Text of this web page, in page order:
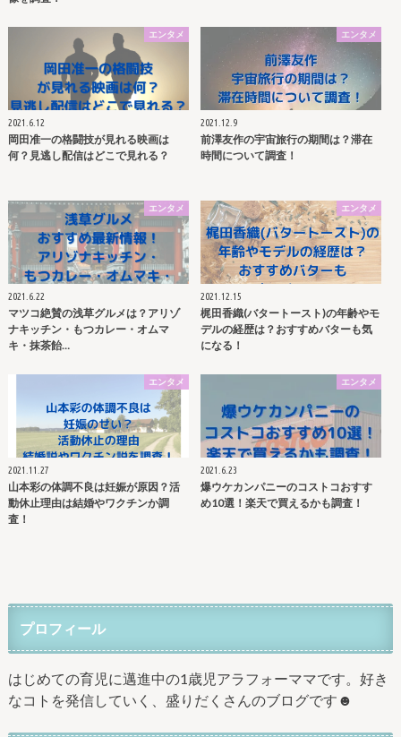
エンタメ
2021.6.12
岡田准一の格闘技が見れる映画は
何？見逃し配信はどこで見れる？
エンタメ
2021.12.9
前澤友作の宇宙旅行の期間は？滞在
時間について調査！
エンタメ
2021.6.22
マツコ絶賛の浅草グルメは？アリゾ
ナキッチン・もつカレー・オムマ
キ・抹茶飴…
エンタメ
2021.12.15
梶田香織(バタートースト)の年齢やモ
デルの経歴は？おすすめバターも気
になる！
エンタメ
2021.11.27
山本彩の体調不良は妊娠が原因？活
動休止理由は結婚やワクチンか調
査！
エンタメ
2021.6.23
爆ウケカンパニーのコストコおすす
め10選！楽天で買えるかも調査！
プロフィール
はじめての育児に邁進中の1歳児アラフォーママです。好き
なコトを発信していく、盛りだくさんのブログです☻